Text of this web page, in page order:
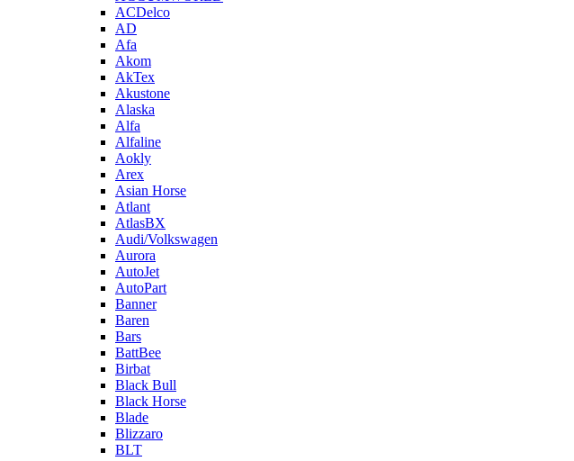
ACDelco
AD
Afa
Akom
AkTex
Akustone
Alaska
Alfa
Alfaline
Aokly
Arex
Asian Horse
Atlant
AtlasBX
Audi/Volkswagen
Aurora
AutoJet
AutoPart
Banner
Baren
Bars
BattBee
Birbat
Black Bull
Black Horse
Blade
Blizzaro
BLT